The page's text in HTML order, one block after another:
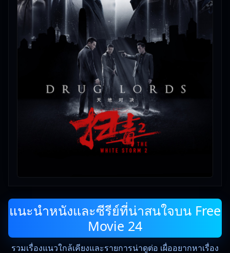
แนะนำหนังและซีรีย์ที่น่าสนใจบน Free
Movie 24
รวมเรื่องแนวใกล้เคียงและรายการน่าดูต่อ เผื่ออยากหาเรื่อง